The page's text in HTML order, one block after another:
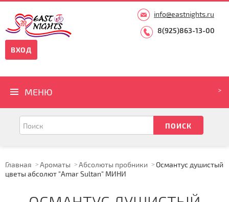
info@eastnights.ru
8(925)863-13-00
ВХОД
МЕНЮ
Главная Ароматы Абсолюты пробники
Османтус душистый
цветы абсолют "Amar Sultan" МИНИ